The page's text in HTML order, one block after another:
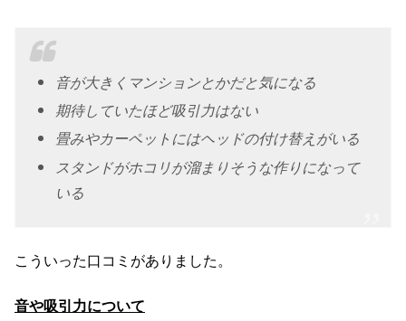
音が大きくマンションとかだと気になる
期待していたほど吸引力はない
畳みやカーペットにはヘッドの付け替えがいる
スタンドがホコリが溜まりそうな作りになって
いる
こういった口コミがありました。
音や吸引力について